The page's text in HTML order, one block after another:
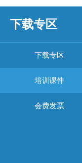
下载专区
下载专区
培训课件
会费发票